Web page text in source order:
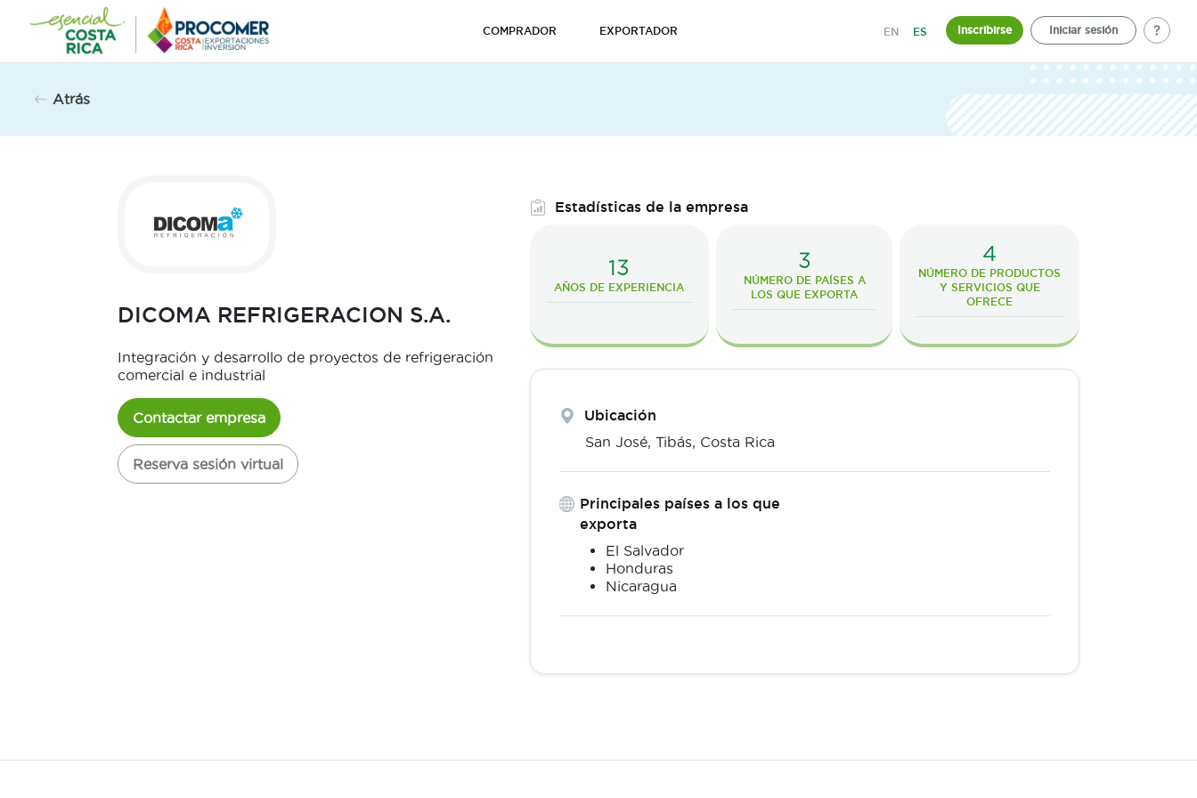
contenido
COMPRADOR EXPORTADOR EN ES Inscribirse Iniciar sesión
Atrás
DICOMA REFRIGERACION S.A.
Integración y desarrollo de proyectos de refrigeración
comercial e industrial
Contactar empresa
Reserva sesión virtual
Estadísticas de la empresa
13
AÑOS DE EXPERIENCIA
3
NÚMERO DE PAÍSES A
LOS QUE EXPORTA
4
NÚMERO DE PRODUCTOS
Y SERVICIOS QUE
OFRECE
Ubicación
San José, Tibás, Costa Rica
Principales países a los que
exporta
El Salvador
Honduras
Nicaragua